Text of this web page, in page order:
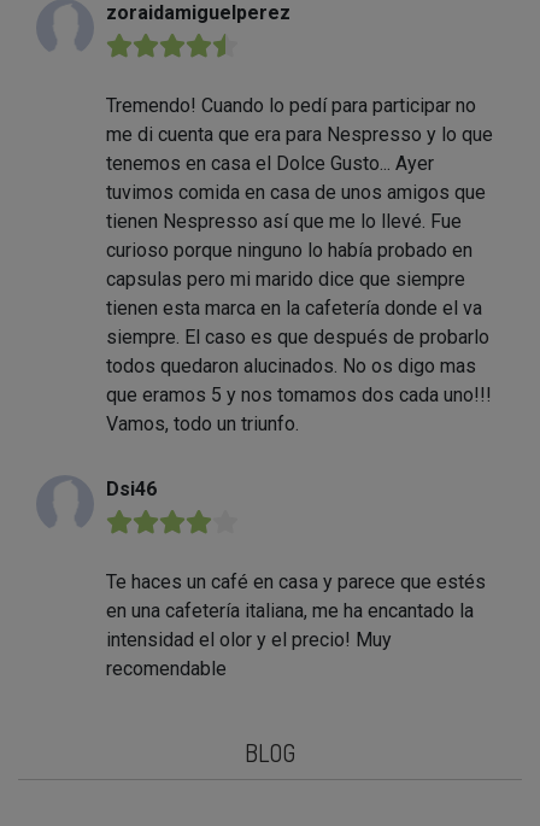
zoraidamiguelperez
★★★★★
Tremendo! Cuando lo pedí para participar no
me di cuenta que era para Nespresso y lo que
tenemos en casa el Dolce Gusto... Ayer
tuvimos comida en casa de unos amigos que
tienen Nespresso así que me lo llevé. Fue
curioso porque ninguno lo había probado en
capsulas pero mi marido dice que siempre
tienen esta marca en la cafetería donde el va
siempre. El caso es que después de probarlo
todos quedaron alucinados. No os digo mas
que eramos 5 y nos tomamos dos cada uno!!!
Vamos, todo un triunfo.
Dsi46
★★★★★
Te haces un café en casa y parece que estés
en una cafetería italiana, me ha encantado la
intensidad el olor y el precio! Muy
recomendable
BLOG